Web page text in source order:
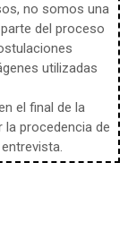
no somos una
del proceso
utilizadas
el final de la
la procedencia de